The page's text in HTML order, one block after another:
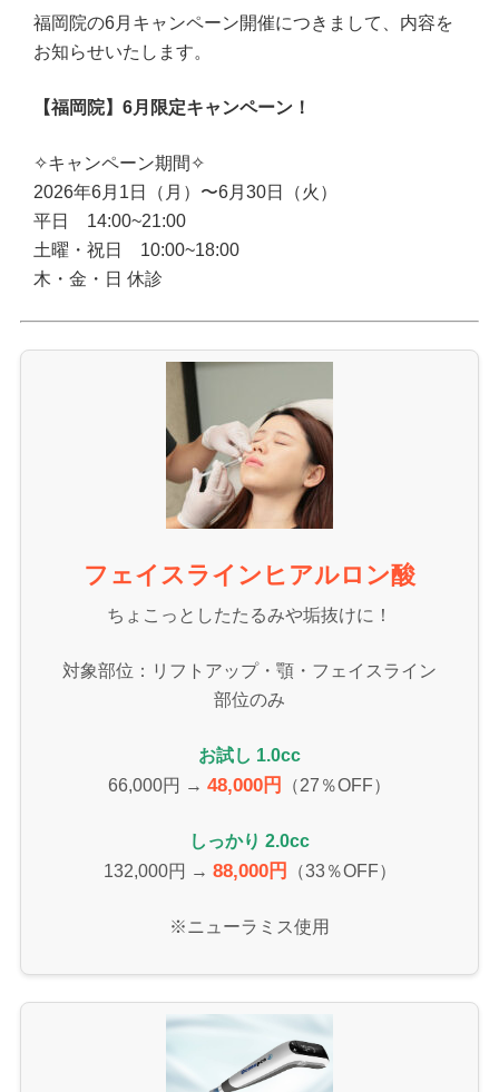
福岡院の6月キャンペーン開催につきまして、内容を
お知らせいたします。
【福岡院】6月限定キャンペーン！
✧キャンペーン期間✧
2026年6月1日（月）〜6月30日（火）
平日 14:00~21:00
土曜・祝日 10:00~18:00
木・金・日 休診
フェイスラインヒアルロン酸
ちょこっとしたたるみや垢抜けに！
対象部位：リフトアップ・顎・フェイスライン
部位のみ
お試し 1.0cc
66,000円 → 48,000円 （27％OFF）
しっかり 2.0cc
132,000円 → 88,000円 （33％OFF）
※ニューラミス使用